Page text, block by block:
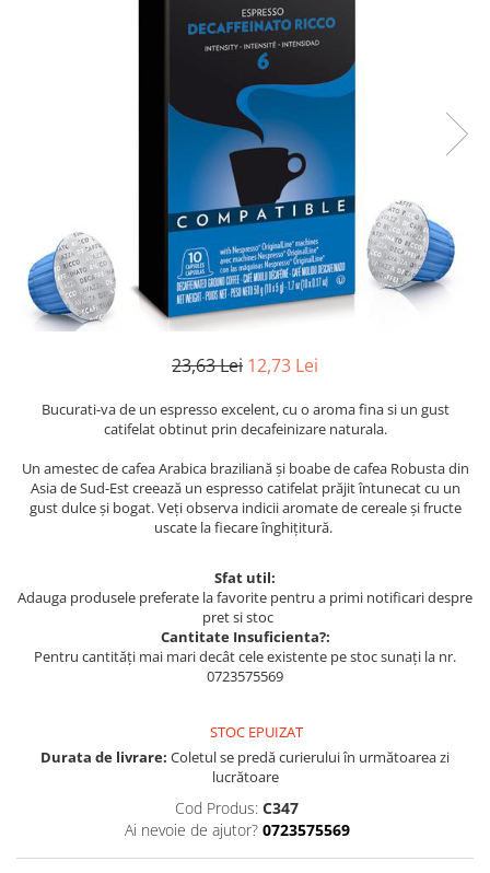
23,63 Lei 12,73 Lei
Bucurati-va de un espresso excelent, cu o aroma fina si un gust
catifelat obtinut prin decafeinizare naturala.
Un amestec de cafea Arabica braziliană și boabe de cafea Robusta din
Asia de Sud-Est creează un espresso catifelat prăjit întunecat cu un
gust dulce și bogat. Veți observa indicii aromate de cereale și fructe
uscate la fiecare înghițitură.
Sfat util:
Adauga produsele preferate la favorite pentru a primi notificari despre
pret si stoc
Cantitate Insuficienta?:
Pentru cantități mai mari decât cele existente pe stoc sunați la nr.
0723575569
STOC EPUIZAT
Durata de livrare: Coletul se predă curierului în următoarea zi
lucrătoare
Cod Produs: C347
Ai nevoie de ajutor? 0723575569